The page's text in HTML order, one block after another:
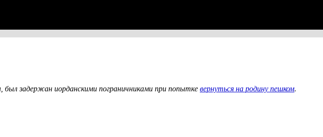
задержан иорданскими пограничниками при попытке вернуться на родину пешком.